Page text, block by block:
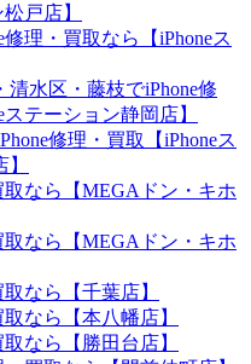
戸店】
理・買取なら【iPhoneス
水区・藤枝でiPhone修
テーション静岡店】
修理・買取【iPhoneス
取なら【MEGAドン・キホ
取なら【MEGAドン・キホ
なら【千葉店】
なら【本八幡店】
なら【勝田台店】